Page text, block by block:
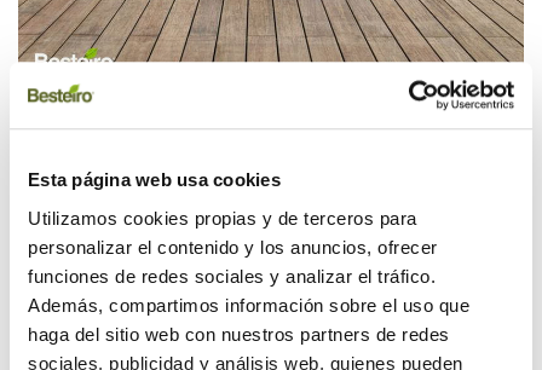
Esta página web usa cookies
Utilizamos cookies propias y de terceros para
personalizar el contenido y los anuncios, ofrecer
funciones de redes sociales y analizar el tráfico.
Además, compartimos información sobre el uso que
haga del sitio web con nuestros partners de redes
sociales, publicidad y análisis web, quienes pueden
Tarkett.Esta marca ofrece suelos vinílicos modulares, vinilo
en rollo, suelos de madera y suelos laminados para
espacios residenciales pero también revestimientos de
pared, accesorios y superficies deportivas de uso
profesional. Suelos para hospitales, hostelería, industria,
oficinas o educación que siempre apuestan por la